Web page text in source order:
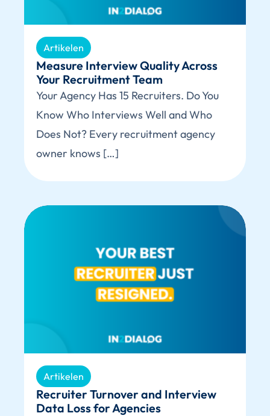
Artikelen
Measure Interview Quality Across
Your Recruitment Team
Your Agency Has 15 Recruiters. Do You
Know Who Interviews Well and Who
Does Not? Every recruitment agency
owner knows […]
Artikelen
Recruiter Turnover and Interview
Data Loss for Agencies